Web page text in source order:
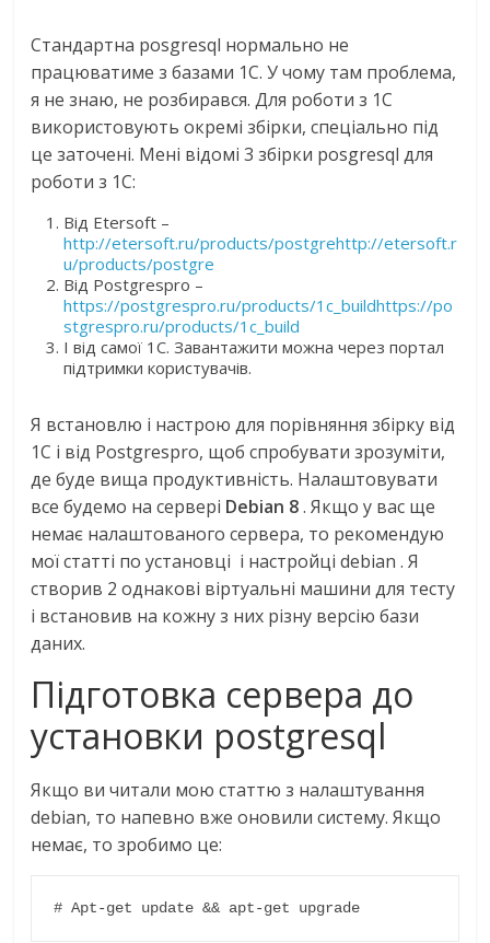
Стандартна posgresql нормально не
працюватиме з базами 1С. У чому там проблема,
я не знаю, не розбирався. Для роботи з 1С
використовують окремі збірки, спеціально під
це заточені. Мені відомі 3 збірки posgresql для
роботи з 1С:
Від Etersoft –
http://etersoft.ru/products/postgrehttp://etersoft.r
u/products/postgre
Від Postgrespro –
https://postgrespro.ru/products/1c_buildhttps://po
stgrespro.ru/products/1c_build
І від самої 1С. Завантажити можна через портал
підтримки користувачів.
Я встановлю і настрою для порівняння збірку від
1С і від Postgrespro, щоб спробувати зрозуміти,
де буде вища продуктивність. Налаштовувати
все будемо на сервері Debian 8. Якщо у вас ще
немає налаштованого сервера, то рекомендую
мої статті по установці і настройці debian . Я
створив 2 однакові віртуальні машини для тесту
і встановив на кожну з них різну версію бази
даних.
Підготовка сервера до
установки postgresql
Якщо ви читали мою статтю з налаштування
debian, то напевно вже оновили систему. Якщо
немає, то зробимо це:
# Apt-get update && apt-get upgrade